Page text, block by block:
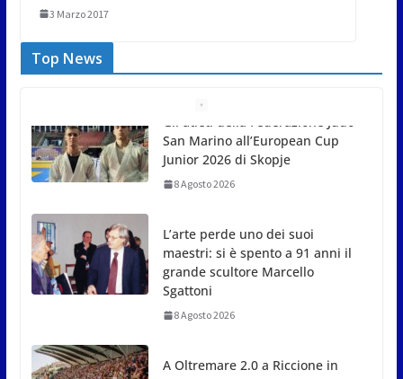
3 Marzo 2017
Top News
L’arte perde uno dei suoi
maestri: si è spento a 91 anni il
grande scultore Marcello
8 Agosto 2026
A Oltremare 2.0 a Riccione in
migliaia per incontrare i
DinsiemE